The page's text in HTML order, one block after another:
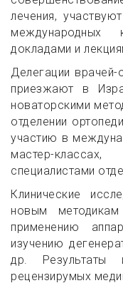
лечения,
международных
докладами и
Делегации
приезжают в
новаторскими
отделении
участию в
мастер-
специалистами
Клинические
новым
применению
изучению
др. Результаты
рецензирумых